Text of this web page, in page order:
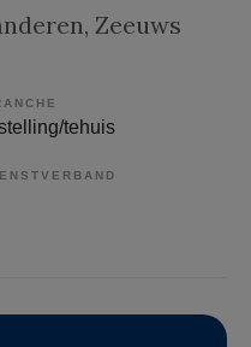
, Zeeuws
tehuis